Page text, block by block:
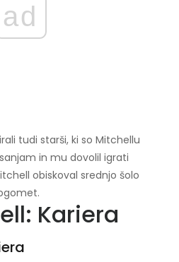
ad
tudi starši, ki so Mitchellu
in mu dovolil igrati
obiskoval srednjo šolo
Kariera